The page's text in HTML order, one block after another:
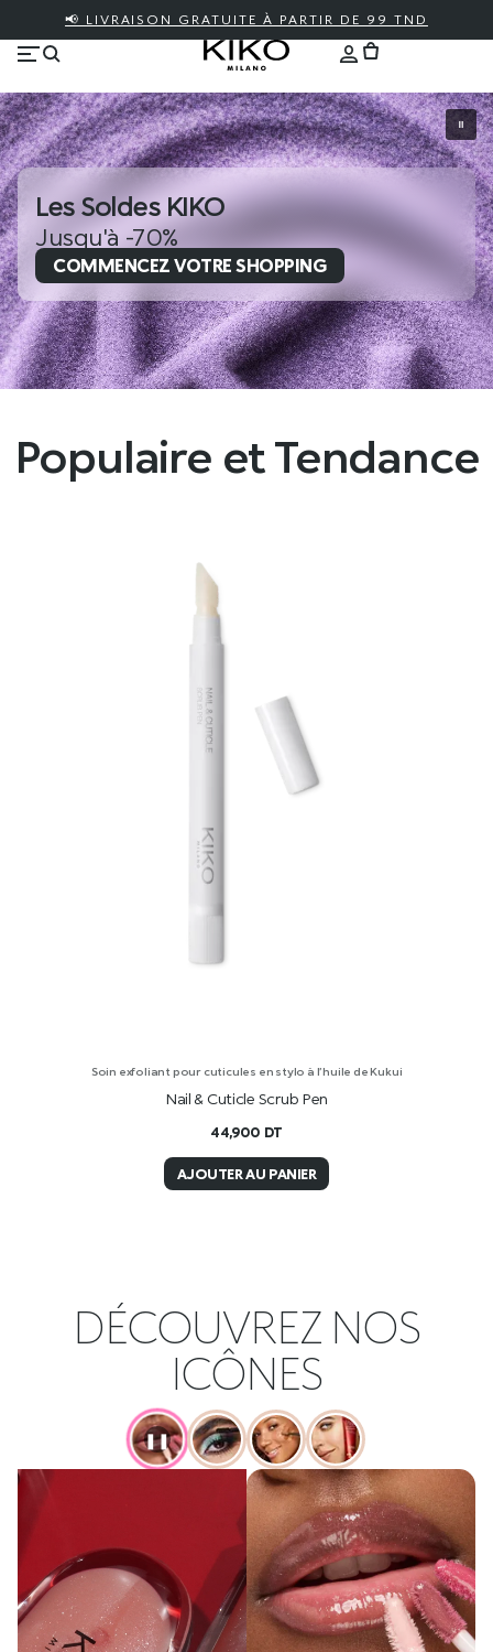
📢 LIVRAISON GRATUITE À PARTIR DE 99 TND
Les Soldes KIKO
Jusqu'à -70%
COMMENCEZ VOTRE SHOPPING
Populaire et Tendance
Soin exfoliant pour cuticules en stylo à l’huile de Kukui
Nail & Cuticle Scrub Pen
44,900 DT
AJOUTER AU PANIER
DÉCOUVREZ NOS
ICÔNES
❚❚